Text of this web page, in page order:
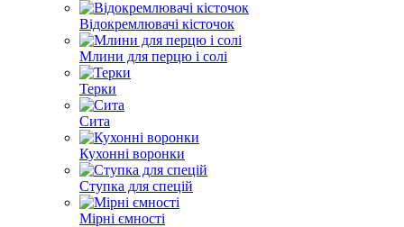
Відокремлювачі кісточок
Млини для перцю і солі
Терки
Сита
Кухонні воронки
Ступка для спецій
Мірні ємності